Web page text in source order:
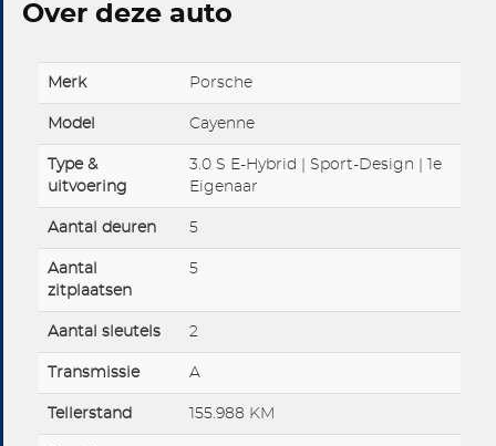
Over deze auto
Merk Porsche
Model Cayenne
Type &
uitvoering
3.0 S E-Hybrid | Sport-Design | 1e
Eigenaar
Aantal deuren 5
Aantal
zitplaatsen
5
Aantal sleutels 2
Transmissie A
Tellerstand 155.988 KM